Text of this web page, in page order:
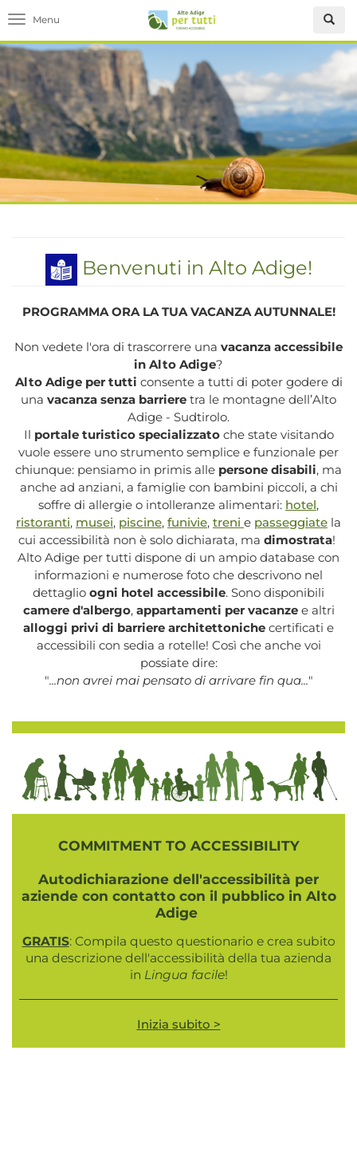
Toggle navigation
Benvenuti in Alto Adige!
PROGRAMMA ORA LA TUA VACANZA AUTUNNALE!
Non vedete l'ora di trascorrere una vacanza accessibile
in Alto Adige?
Alto Adige per tutti consente a tutti di poter godere di
una vacanza senza barriere tra le montagne dell’Alto
Adige - Sudtirolo.
Il portale turistico specializzatoche state visitando
vuole essere uno strumento semplice e funzionale per
chiunque: pensiamo in primis alle persone disabili, ma
anche ad anziani, a famiglie con bambini piccoli, a chi
soffre di allergie o intolleranze alimentari: hotel,
ristoranti, musei, piscine, funivie, treni e passeggiate la
cui accessibilità non è solo dichiarata, ma dimostrata!
Alto Adige per tutti dispone di un ampio database con
informazioni e numerose foto che descrivono nel
dettaglio ogni hotel accessibile. Sono disponibili
camere d'albergo, appartamenti per vacanzee altri
alloggi privi di barriere architettoniche certificati e
accessibili con sedia a rotelle! Così che anche voi
possiate dire:
"...non avrei mai pensato di arrivare fin qua..."
COMMITMENT TO ACCESSIBILITY
Autodichiarazione dell'accessibilità per
aziende con contatto con il pubblico in Alto
Adige
GRATIS: Compila questo questionario e crea subito
una descrizione dell'accessibilità della tua azienda
in Lingua facile!
Inizia subito >